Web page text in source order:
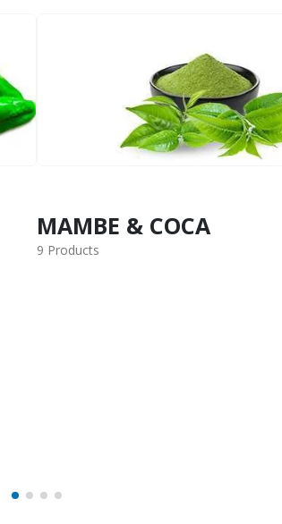
MAPACHO
15 Products